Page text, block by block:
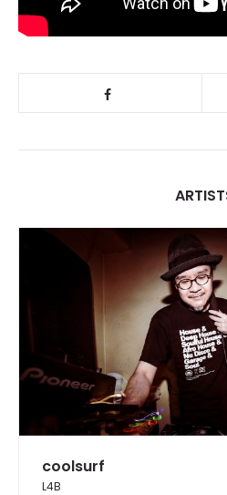
coolsurf
L4B